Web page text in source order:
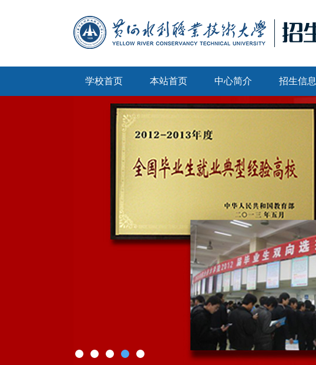
学校首页 本站首页 中心简介 招生信息